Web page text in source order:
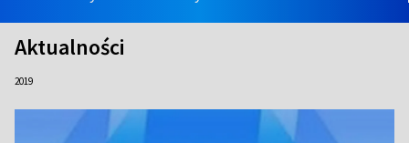
Aktualności
2019